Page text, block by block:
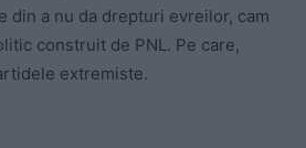
din a nu da drepturi evreilor, cam
construit de PNL. Pe care,
extremiste.